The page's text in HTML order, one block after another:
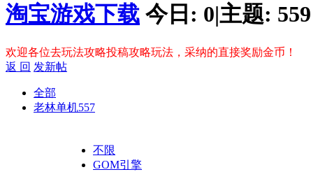
淘宝游戏下载 今日: 0|主题: 559
欢迎各位去玩法攻略投稿攻略玩法，采纳的直接奖励金币！
返 回 发新帖
全部
老林单机557
不限
GOM引擎